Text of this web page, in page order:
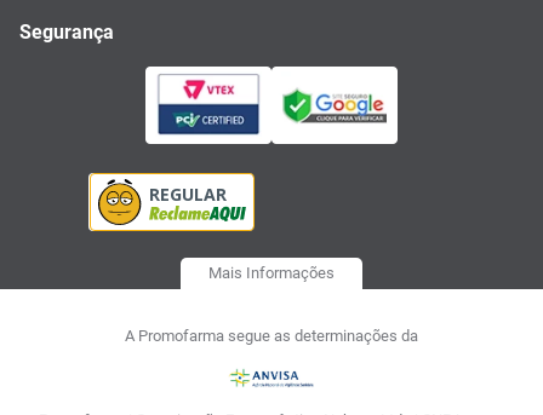
Segurança
Mais Informações
A Promofarma segue as determinações da